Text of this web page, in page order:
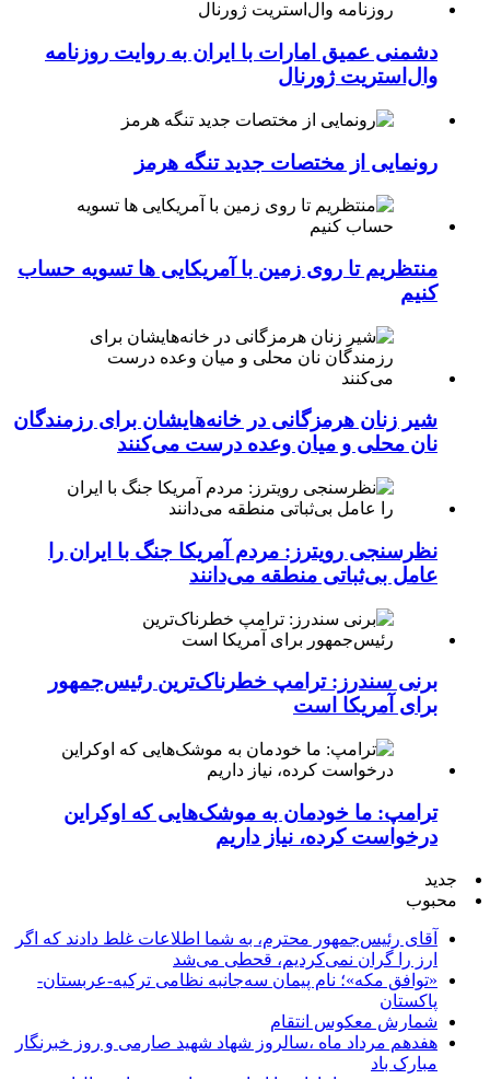
دشمنی عمیق امارات با ایران به روایت روزنامه
وال‌استریت ژورنال
رونمایی از مختصات جدید تنگه هرمز
منتظریم تا روی زمین با آمریکایی ها تسویه حساب
کنیم
شیر زنان هرمزگانی در خانه‌هایشان برای رزمندگان
نان محلی و میان وعده درست می‌کنند
نظرسنجی رویترز: مردم آمریکا جنگ با ایران را
عامل بی‌ثباتی منطقه می‌دانند
برنی سندرز: ترامپ خطرناک‌ترین رئیس‌جمهور
برای آمریکا است
ترامپ: ما خودمان به موشک‌هایی که اوکراین
درخواست کرده، نیاز داریم
جدید
محبوب
آقای رئیس‌جمهور محترم، به شما اطلاعات غلط دادند که اگر
ارز را گران نمی‌کردیم، قحطی می‌شد
«توافق مکه»؛ نام پیمان سه‌جانبه نظامی ترکیه-عربستان-
پاکستان
شمارش معکوس انتقام
هفدهم مرداد ماه ،سالروز شهاد شهید صارمی و روز خبرنگار
مبارک باد